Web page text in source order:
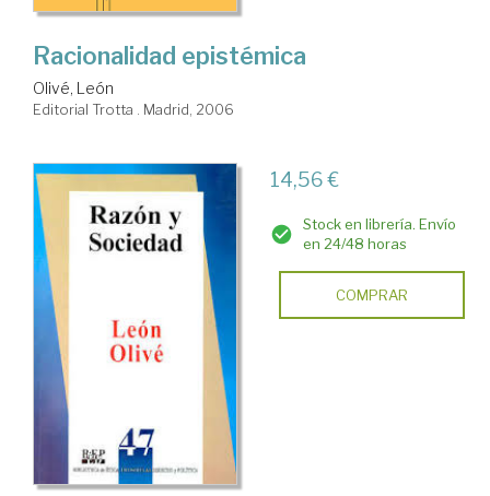
Racionalidad epistémica
Olivé, León
Editorial Trotta . Madrid, 2006
14,56 €
Stock en librería. Envío
en 24/48 horas
COMPRAR